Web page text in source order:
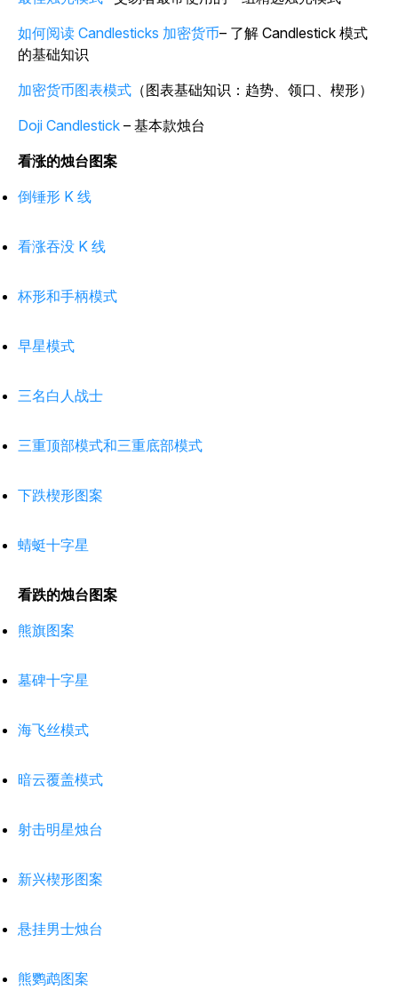
如何阅读 Candlesticks 加密货币– 了解 Candlestick 模式
的基础知识
加密货币图表模式 （图表基础知识：趋势、领口、楔形）
Doji Candlestick – 基本款烛台
看涨的烛台图案
倒锤形 K 线
看涨吞没 K 线
杯形和手柄模式
早星模式
三名白人战士
三重顶部模式和三重底部模式
下跌楔形图案
蜻蜓十字星
看跌的烛台图案
熊旗图案
墓碑十字星
海飞丝模式
暗云覆盖模式
射击明星烛台
新兴楔形图案
悬挂男士烛台
熊鹦鹉图案